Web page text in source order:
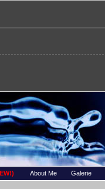
About Me Galerie